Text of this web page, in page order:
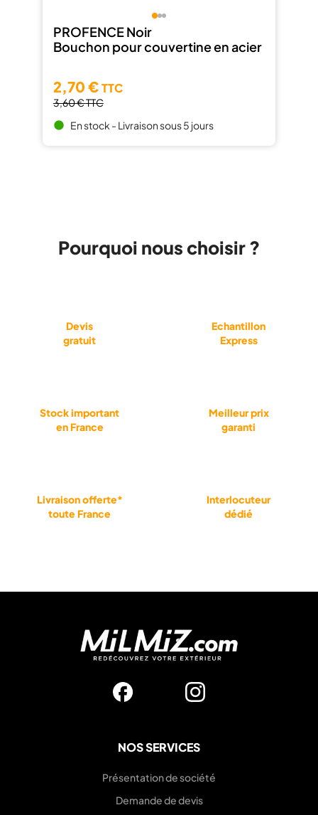
PROFENCE Noir
Bouchon pour couvertine en acier
2,70 €TTC
3,60 €TTC
brightness_1 En stock - Livraison sous 5 jours
Pourquoi nous choisir ?
Devis
gratuit
Echantillon
Express
Stock important
en France
Meilleur prix
garanti
Livraison offerte*
toute France
Interlocuteur
dédié
NOS SERVICES
Présentation de société
Demande de devis